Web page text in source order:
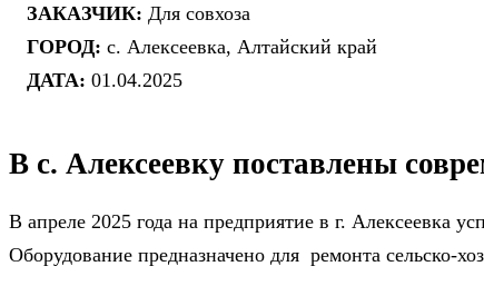
ЗАКАЗЧИК: Для совхоза
ГОРОД: с. Алексеевка, Алтайский край
ДАТА: 01.04.2025
В с. Алексеевку поставлены
В апреле 2025 года на предприятие в г. Алексеевка
Оборудование предназначено для ремонта сельско-